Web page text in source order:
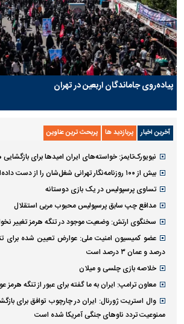
پیاده‌روی جاماندگان اربعین در تهران
آخرین اخبار پربازدید ها پربحث ترین عناوین
نیویورک‌تایمز: خواسته‌های ایران امیدها برای
بیش از ۱۰۰ روزنامه‌نگار تهرانی شغل‌شان را از دست داده‌اند
تساوی پرسپولیس در یک بازی دوستانه
مدافع چپ سابق پرسپولیس محبوب مربی استقلال
سخنگوی ارتش: وضعیت موجود در تنگه هرمز تغییر
درصد و عمان ۳ درصد است
خلاصه بازی چلسی و میلان
معاون ترامپ: ایران به ما گفته برای عبور از تنگه
وال استریت ژورنال: ایران در چارچوب توافق برای
ممنوعیت تردد ناو‌های جنگی آمریکا شده است